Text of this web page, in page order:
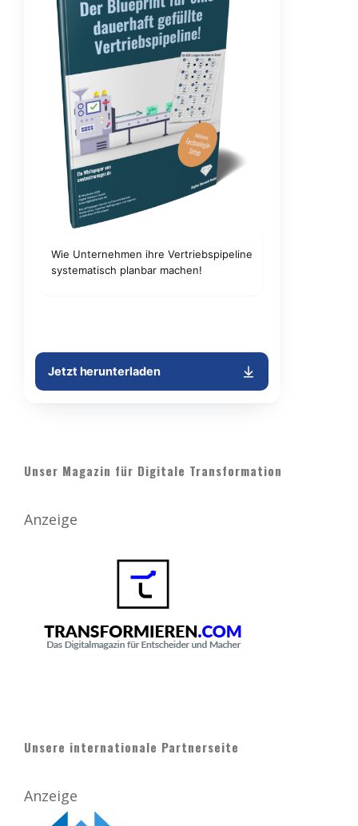
Unser Magazin für Digitale Transformation
Anzeige
Unsere internationale Partnerseite
Anzeige